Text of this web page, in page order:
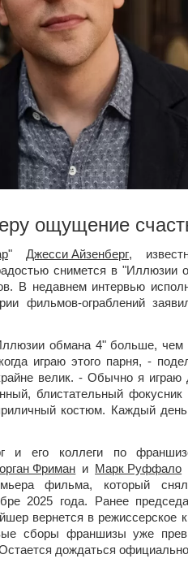
ощущение
" Джесси Айзенберг,
снимется в "Иллюзии
В недавнем интервью
фильмов-ограблений
обмана 4" больше,
играю этого парня, -
велик. - Обычно я играю
блистательный
костюм. Каждый
и его коллеги по
Фриман и Марк Руффало
фильма, который
2025 года. Ранее
вернется в режиссерское
сборы франшизы уже
дождаться